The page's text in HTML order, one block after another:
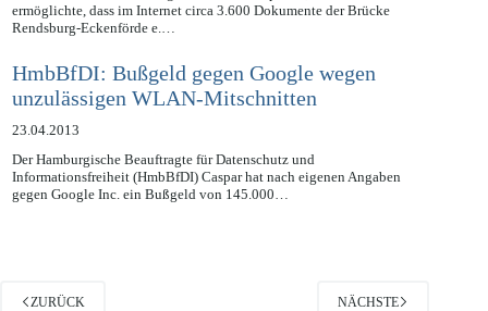
Die im Jahr 2011 bekannt gewordene Datenpanne, die es
ermöglichte, dass im Internet circa 3.600 Dokumente der Brücke
HmbBfDI: Bußgeld gegen Google wegen
unzulässigen WLAN-Mitschnitten
23.04.2013
Der Hamburgische Beauftragte für Datenschutz und
Informationsfreiheit (HmbBfDI) Caspar hat nach eigenen Angaben